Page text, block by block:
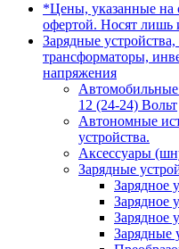
*Цены, указанные на
офертой. Носят лишь
Зарядные
трансформаторы,
напряжения
Автомобильные
12 (24-24) Вольт
Автономные
устройства.
Аксессуары
Зарядные
Зарядное
Зарядное
Зарядное
Зарядные